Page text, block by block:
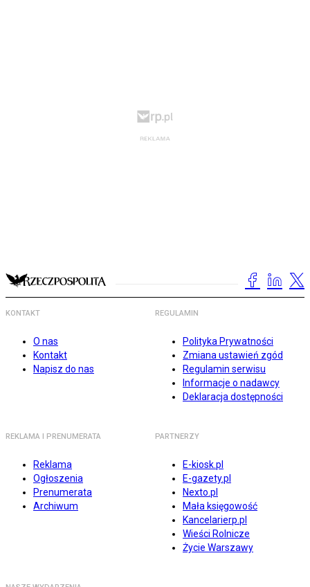
KONTAKT
O nas
Kontakt
Napisz do nas
REGULAMIN
Polityka Prywatności
Zmiana ustawień zgód
Regulamin serwisu
Informacje o nadawcy
Deklaracja dostępności
REKLAMA I PRENUMERATA
Reklama
Ogłoszenia
Prenumerata
Archiwum
PARTNERZY
E-kiosk.pl
E-gazety.pl
Nexto.pl
Mała księgowość
Kancelarierp.pl
Wieści Rolnicze
Życie Warszawy